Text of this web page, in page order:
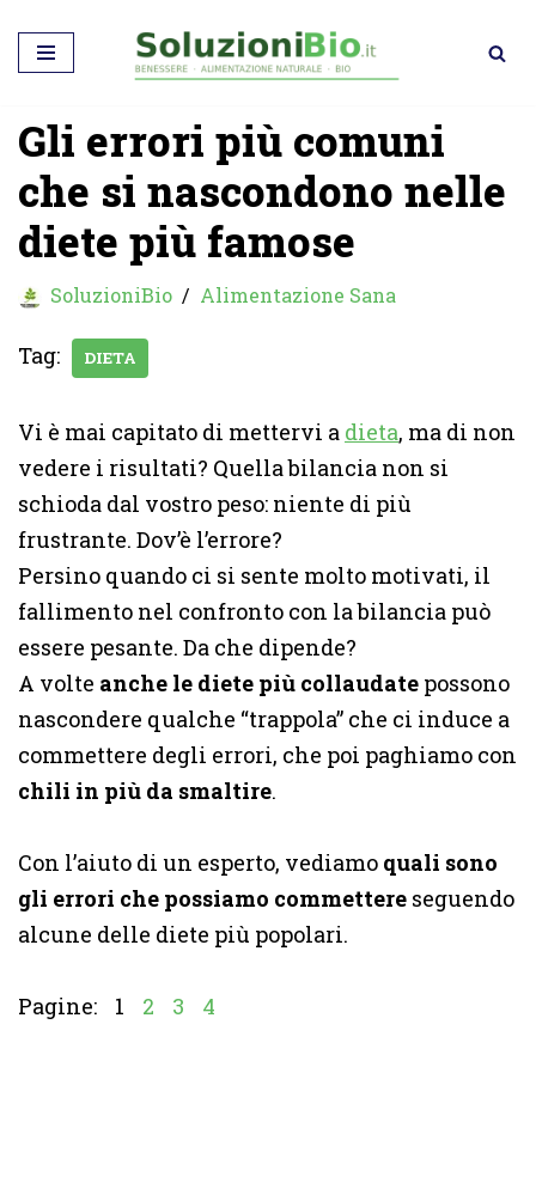
Vai
contenuto
Gli errori più comuni
che si nascondono nelle
diete più famose
SoluzioniBio Alimentazione Sana
Tag: DIETA
Vi è mai capitato di mettervi a dieta, ma di non
vedere i risultati? Quella bilancia non si
schioda dal vostro peso: niente di più
frustrante. Dov’è l’errore?
Persino quando ci si sente molto motivati, il
fallimento nel confronto con la bilancia può
essere pesante. Da che dipende?
A volte anche le diete più collaudate possono
nascondere qualche “trappola” che ci induce a
commettere degli errori, che poi paghiamo con
chili in più da smaltire.
Con l’aiuto di un esperto, vediamo quali sono
gli errori che possiamo commettere seguendo
alcune delle diete più popolari.
Pagine: 1 2 3 4